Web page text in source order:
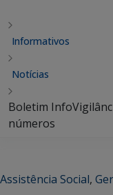
Informativos
Notícias
Boletim
números
Assistência Social,